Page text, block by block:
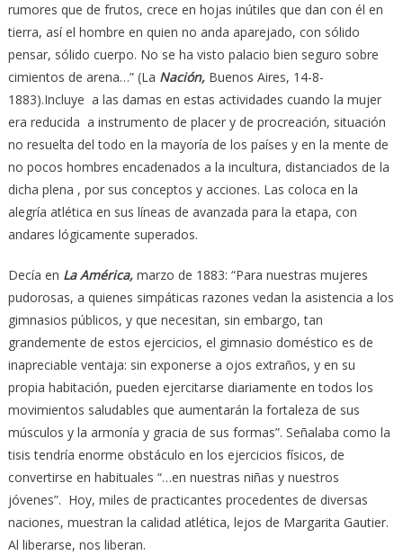
rumores que de frutos, crece en hojas inútiles que dan con él en
tierra, así el hombre en quien no anda aparejado, con sólido
pensar, sólido cuerpo. No se ha visto palacio bien seguro sobre
cimientos de arena…” (La Nación,Buenos Aires, 14-8-
1883).Incluye a las damas en estas actividades cuando la mujer
era reducida a instrumento de placer y de procreación, situación
no resuelta del todo en la mayoría de los países y en la mente de
no pocos hombres encadenados a la incultura, distanciados de la
dicha plena , por sus conceptos y acciones. Las coloca en la
alegría atlética en sus líneas de avanzada para la etapa, con
andares lógicamente superados.
Decía en La América,marzo de 1883: “Para nuestras mujeres
pudorosas, a quienes simpáticas razones vedan la asistencia a los
gimnasios públicos, y que necesitan, sin embargo, tan
grandemente de estos ejercicios, el gimnasio doméstico es de
inapreciable ventaja: sin exponerse a ojos extraños, y en su
propia habitación, pueden ejercitarse diariamente en todos los
movimientos saludables que aumentarán la fortaleza de sus
músculos y la armonía y gracia de sus formas”. Señalaba como la
tisis tendría enorme obstáculo en los ejercicios físicos, de
convertirse en habituales “…en nuestras niñas y nuestros
jóvenes”. Hoy, miles de practicantes procedentes de diversas
naciones, muestran la calidad atlética, lejos de Margarita Gautier.
Al liberarse, nos liberan.